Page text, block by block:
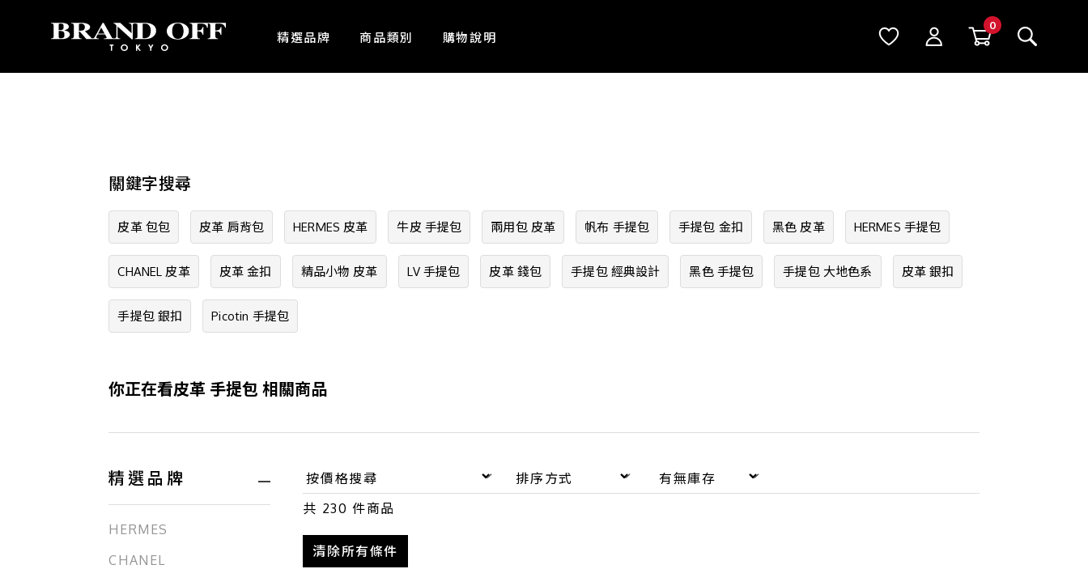
精選品牌
商品類別 購物說明
關鍵字搜尋
皮革 包包 皮革 肩背包 HERMES 皮革 牛皮 手提包 兩用包 皮革 帆布 手提包 手提包 金扣 黑色 皮革 HERMES 手提包
CHANEL 皮革 皮革 金扣 精品小物 皮革 LV 手提包 皮革 錢包 手提包 經典設計 黑色 手提包 手提包 大地色系 皮革 銀扣
手提包 銀扣 Picotin 手提包
你正在看皮革 手提包 相關商品
精選品牌
HERMES
CHANEL
共 230 件商品
清除所有條件